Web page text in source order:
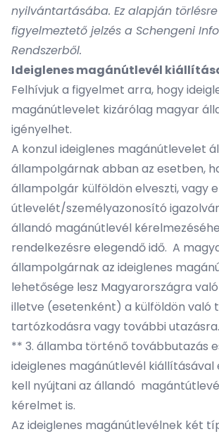
nyilvántartásába. Ez alapján
figyelmeztető jelzés a Schengeni
Rendszerből.
Ideiglenes magánútlevél
Felhívjuk a figyelmet arra, hogy
magánútlevelet kizárólag magyar
igényelhet.
A konzul ideiglenes magánútlevelet
állampolgárnak abban az esetben,
állampolgár külföldön elveszti, vagy
útlevelét/személyazonosító
állandó magánútlevél
rendelkezésre elegendő idő. A
állampolgárnak az ideiglenes
lehetősége lesz Magyarországra
illetve (esetenként) a külföldön való
tartózkodásra vagy további utazásra.
** 3. államba történő továbbutazás
ideiglenes magánútlevél kiállításával
kell nyújtani az állandó
kérelmet is.
Az ideiglenes magánútlevélnek két